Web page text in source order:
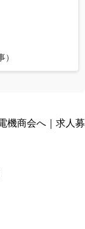
機商会へ｜求人募